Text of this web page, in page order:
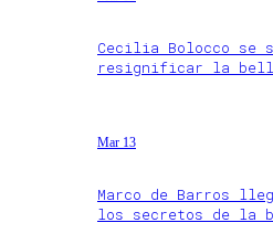
Cecilia Bolocco se
resignificar la
Mar 13
Marco de Barros
los secretos de la